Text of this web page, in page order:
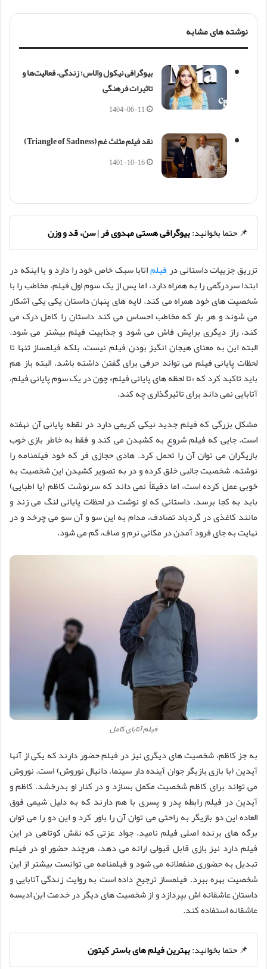
نوشته های مشابه
بیوگرافی نیکول والاس؛ زندگی، فعالیت‌ها و
تاثیرات فرهنگی
1404-06-11
نقد فیلم مثلث غم (Triangle of Sadness)
1401-10-16
📌 حتما بخوانید:بیوگرافی هستی مهدوی فر | سن، قد و وزن
تزریق جزییات داستانی درفیلماتابا سبک خاص خود را دارد و با اینکه در
ابتدا سردرگمی را به همراه دارد، اما پس از یک سوم اول فیلم، مخاطب را با
شخصیت های خود همراه می کند. لایه های پنهان داستان یکی یکی آشکار
می شوند و هر بار که مخاطب احساس می کند داستان را کامل درک می
کند، راز دیگری برایش فاش می شود و جذابیت فیلم بیشتر می شود.
البته این به معنای هیجان انگیز بودن فیلم نیست، بلکه فیلمساز تنها تا
لحظات پایانی فیلم می تواند حرفی برای گفتن داشته باشد. البته باز هم
باید تاکید کرد که «تا لحظه های پایانی فیلم» چون در یک سوم پایانی فیلم،
آتابایی نمی داند برای تاثیرگذاری چه کند.
مشکل بزرگی که فیلم جدید نیکی کریمی دارد در نقطه پایانی آن نهفته
است. جایی که فیلم شروع به کشیدن می کند و فقط به خاطر بازی خوب
بازیگران می توان آن را تحمل کرد. هادی حجازی فر که خود فیلمنامه را
نوشته، شخصیت جالبی خلق کرده و در به تصویر کشیدن این شخصیت به
خوبی عمل کرده است، اما دقیقاً نمی داند که سرنوشت کاظم (یا اطبایی)
باید به کجا برسد. داستانی که او نوشت در لحظات پایانی لنگ می زند و
مانند کاغذی در گردباد تصادف، مدام به این سو و آن سو می چرخد و در
نهایت به جای فرود آمدن در مکانی نرم و صاف، گم می شود.
فیلم آتابای کامل
به جز کاظم، شخصیت های دیگری نیز در فیلم حضور دارند که یکی از آنها
آیدین (با بازی بازیگر جوان آینده دار سینما، دانیال نوروش) است. نوروش
می تواند برای کاظم شخصیت مکمل بسازد و در کنار او بدرخشد. کاظم و
آیدین در فیلم رابطه پدر و پسری با هم دارند که به دلیل شیمی فوق
العاده این دو بازیگر به راحتی می توان آن را باور کرد و این دو را می توان
برگه های برنده اصلی فیلم نامید. جواد عزتی که نقش کوتاهی در این
فیلم دارد نیز بازی قابل قبولی ارائه می دهد، هرچند حضور او در فیلم
تبدیل به حضوری منفعلانه می شود و فیلمنامه می توانست بیشتر از این
شخصیت بهره ببرد. فیلمساز ترجیح داده است به روایت زندگی آتابایی و
داستان عاشقانه اش بپردازد و از شخصیت های دیگر در خدمت این ادیسه
عاشقانه استفاده کند.
📌 حتما بخوانید:بهترین فیلم های باستر کیتون